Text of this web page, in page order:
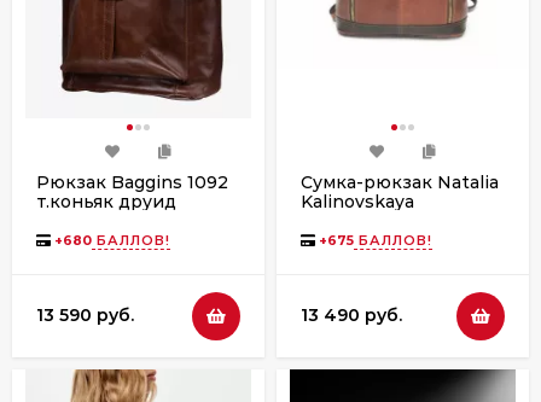
Рюкзак Baggins 1092
т.коньяк друид
+680 БАЛЛОВ!
13 590 руб.
Сумка-рюкзак Natalia
Kalinovskaya
рыжая
+675 БАЛЛОВ!
13 490 руб.